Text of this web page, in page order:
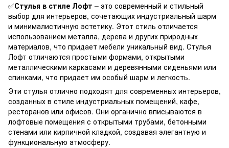
✅Стулья в стиле Лофт – это современный и стильный
выбор для интерьеров, сочетающих индустриальный шарм
и минималистичную эстетику. Этот стиль отличается
использованием металла, дерева и других природных
материалов, что придает мебели уникальный вид. Стулья
Лофт отличаются простыми формами, открытыми
металлическими каркасами и деревянными сиденьями или
спинками, что придает им особый шарм и легкость.
Эти стулья отлично подходят для современных интерьеров,
созданных в стиле индустриальных помещений, кафе,
ресторанов или офисов. Они органично вписываются в
лофтовые помещения с открытыми трубами, бетонными
стенами или кирпичной кладкой, создавая элегантную и
функциональную атмосферу.